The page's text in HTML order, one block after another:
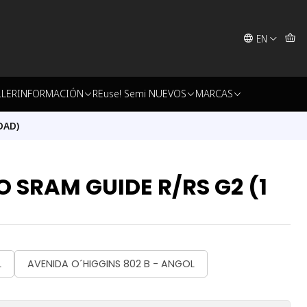
EN
INFORMACIÓN REuse! Semi NUEVOS MARCAS
SRAM GUIDE R/RS G2 (1
AVENIDA O´HIGGINS 802 B - ANGOL